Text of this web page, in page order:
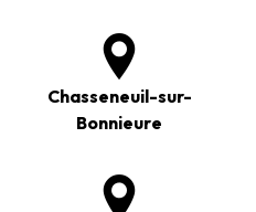
Chasseneuil-sur-
Bonnieure